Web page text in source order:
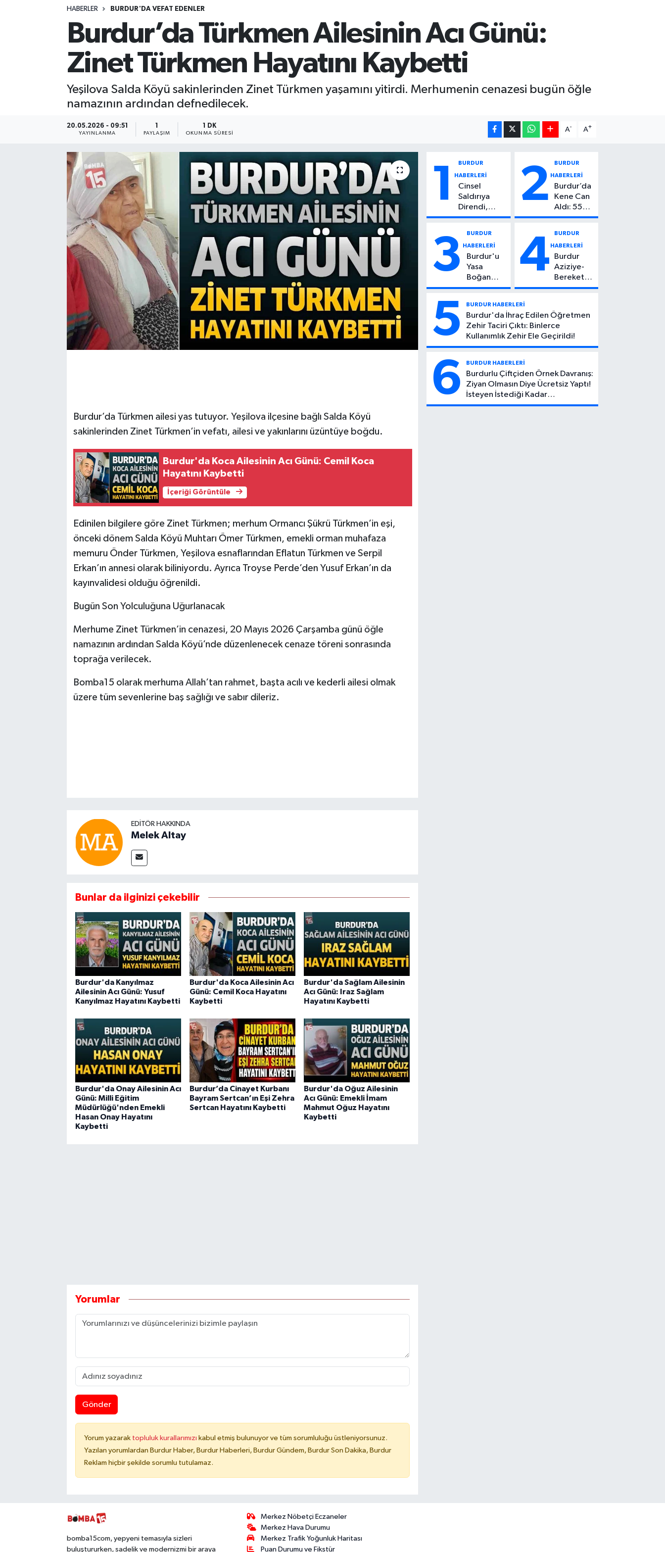
HABERLER BURDUR'DA VEFAT EDENLER
Burdur’da Türkmen Ailesinin Acı Günü:
Zinet Türkmen Hayatını Kaybetti
Yeşilova Salda Köyü sakinlerinden Zinet Türkmen yaşamını yitirdi. Merhumenin cenazesi bugün öğle
namazının ardından defnedilecek.
20.05.2026 - 09:51
YAYINLANMA PAYLAŞIM
1 DK
OKUNMA SÜRESI
A- A+
Burdur’da Türkmen ailesi yas tutuyor. Yeşilova ilçesine bağlı Salda Köyü
sakinlerinden Zinet Türkmen’in vefatı, ailesi ve yakınlarını üzüntüye boğdu.
Burdur'da Koca Ailesinin Acı Günü: Cemil Koca
Hayatını Kaybetti
İçeriği Görüntüle
Edinilen bilgilere göre Zinet Türkmen; merhum Ormancı Şükrü Türkmen’in eşi,
önceki dönem Salda Köyü Muhtarı Ömer Türkmen, emekli orman muhafaza
memuru Önder Türkmen, Yeşilova esnaflarından Eflatun Türkmen ve Serpil
Erkan’ın annesi olarak biliniyordu. Ayrıca Troyse Perde’den Yusuf Erkan’ın da
kayınvalidesi olduğu öğrenildi.
Bugün Son Yolculuğuna Uğurlanacak
Merhume Zinet Türkmen’in cenazesi, 20 Mayıs 2026 Çarşamba günü öğle
namazının ardından Salda Köyü’nde düzenlenecek cenaze töreni sonrasında
toprağa verilecek.
Bomba15 olarak merhuma Allah’tan rahmet, başta acılı ve kederli ailesi olmak
üzere tüm sevenlerine baş sağlığı ve sabır dileriz.
EDITÖR HAKKINDA
Melek Altay
Bunlar da ilginizi çekebilir
Burdur'da Kanyılmaz
Ailesinin Acı Günü: Yusuf
Kanyılmaz Hayatını Kaybetti
Burdur'da Koca Ailesinin Acı
Günü: Cemil Koca Hayatını
Kaybetti
Burdur'da Sağlam Ailesinin
Acı Günü: Iraz Sağlam
Hayatını Kaybetti
Burdur'da Onay Ailesinin Acı
Günü: Milli Eğitim
Müdürlüğü'nden Emekli
Hasan Onay Hayatını
Kaybetti
Burdur’da Cinayet Kurbanı
Bayram Sertcan’ın Eşi Zehra
Sertcan Hayatını Kaybetti
Burdur'da Oğuz Ailesinin
Acı Günü: Emekli İmam
Mahmut Oğuz Hayatını
Kaybetti
Yorumlar
Gönder
Yorum yazarak topluluk kurallarımızı kabul etmiş bulunuyor ve tüm sorumluluğu üstleniyorsunuz.
Yazılan yorumlardan Burdur Haber, Burdur Haberleri, Burdur Gündem, Burdur Son Dakika, Burdur
Reklam hiçbir şekilde sorumlu tutulamaz.
1 BURDUR
HABERLERİ
Cinsel
Saldırıya
Direndi,
Başından
Çocuktan
Kötü Haber!
2 BURDUR
HABERLERİ
Burdur’da
Kene Can
Aldı: 55
Yaşındaki
Kaybetti
3 BURDUR
HABERLERİ
Burdur'u
Yasa
Boğan
Ölüm:
Can Atıcı
Genç
Yaşta
Yaşamını
Yitirdi
4 BURDUR
HABERLERİ
Burdur
Aziziye-
Bereket
Köyü
Feci Kaza:
1 Ölü, 2
Yaralı
5 BURDUR HABERLERİ
Burdur'da İhraç Edilen Öğretmen
Zehir Taciri Çıktı: Binlerce
Kullanımlık Zehir Ele Geçirildi!
6 BURDUR HABERLERİ
Burdurlu Çiftçiden Örnek Davranış:
Ziyan Olmasın Diye Ücretsiz Yaptı!
İsteyen İstediği Kadar
Toplayabilecek
bomba15com, yepyeni temasıyla sizleri
buluştururken, sadelik ve modernizmi bir araya
Merkez Nöbetçi Eczaneler
Merkez Hava Durumu
Merkez Trafik Yoğunluk Haritası
Puan Durumu ve Fikstür